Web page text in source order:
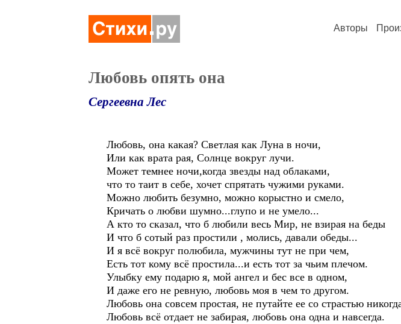
Авторы
Любовь опять она
Сергеевна Лес
Любовь, она какая? Светлая как Луна в ночи,
Или как врата рая, Солнце вокруг лучи.
Может темнее ночи,когда звезды над облаками,
что то таит в себе, хочет спрятать чужими руками.
Можно любить безумно, можно корыстно и смело,
Кричать о любви шумно...глупо и не умело...
А кто то сказал, что б любили весь Мир, не взирая на беды
И что б сотый раз простили , молись, давали обеды...
И я всё вокруг полюбила, мужчины тут не при чем,
Есть тот кому всё простила...и есть тот за чьим плечом.
Улыбку ему подарю я, мой ангел и бес все в одном,
И даже его не ревную, любовь моя в чем то другом.
Любовь она совсем простая, не путайте ее со страстью
Любовь всё отдает не забирая, любовь она одна и навсегда.